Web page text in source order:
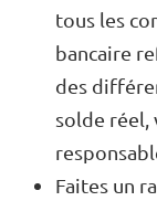
tous les
bancaire
des
solde réel,
Faites un